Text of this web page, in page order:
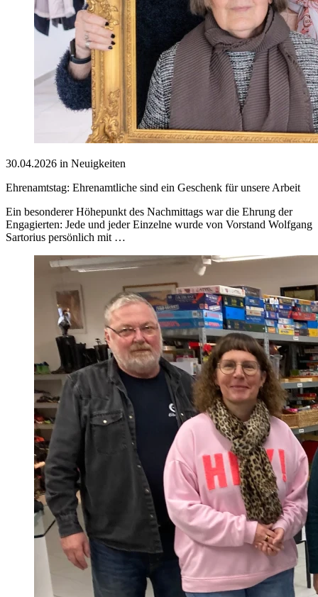
30.04.2026 in Neuigkeiten
Ehrenamtstag: Ehrenamtliche sind ein Geschenk für unsere Arbeit
Ein besonderer Höhepunkt des Nachmittags war die Ehrung der
Engagierten: Jede und jeder Einzelne wurde von Vorstand Wolfgang
Sartorius persönlich mit …